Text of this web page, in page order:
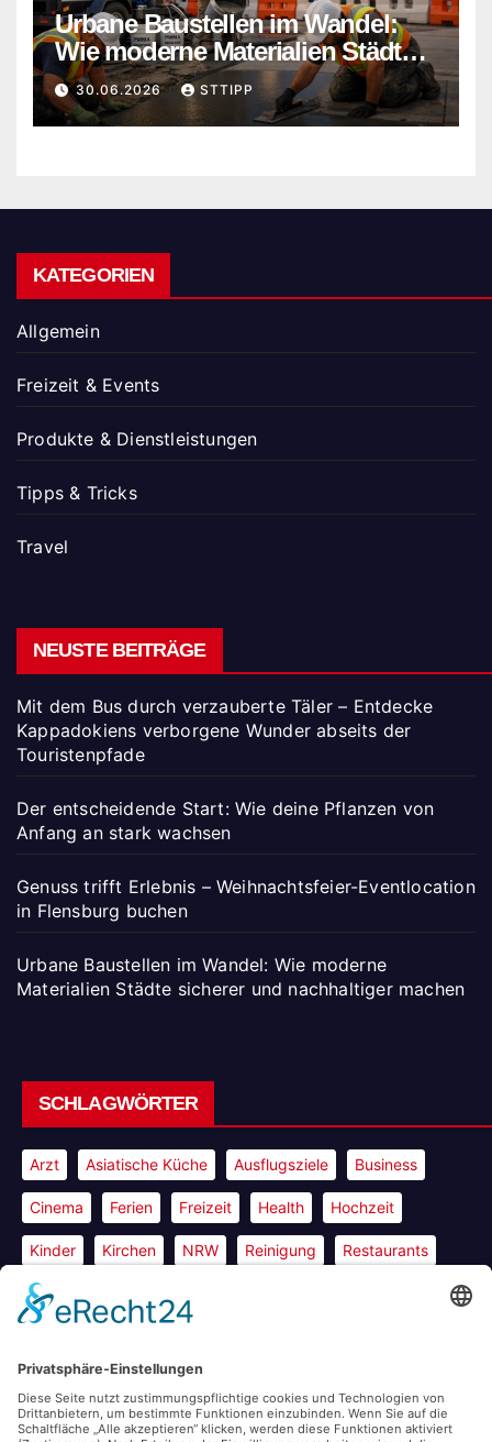
Urbane Baustellen im Wandel:
Wie moderne Materialien Städte
sicherer und nachhaltiger
machen
30.06.2026 STTIPP
KATEGORIEN
Allgemein
Freizeit & Events
Produkte & Dienstleistungen
Tipps & Tricks
Travel
NEUSTE BEITRÄGE
Mit dem Bus durch verzauberte Täler – Entdecke
Kappadokiens verborgene Wunder abseits der
Touristenpfade
Der entscheidende Start: Wie deine Pflanzen von
Anfang an stark wachsen
Genuss trifft Erlebnis – Weihnachtsfeier-Eventlocation
in Flensburg buchen
Urbane Baustellen im Wandel: Wie moderne
Materialien Städte sicherer und nachhaltiger machen
SCHLAGWÖRTER
Arzt Asiatische Küche Ausflugsziele Business
Cinema Ferien Freizeit Health Hochzeit
Kinder Kirchen NRW Reinigung Restaurants
Shopping